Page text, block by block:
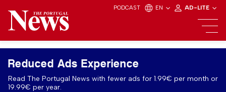
PODCAST EN AD-LITE
Reduced Ads Experience
Read The Portugal News with fewer ads for 1.99€ per month or
19.99€ per year.